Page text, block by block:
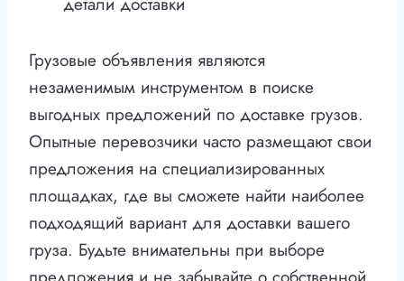
Грузовые объявления являются
незаменимым инструментом в поиске
выгодных предложений по доставке грузов.
Опытные перевозчики часто размещают свои
предложения на специализированных
площадках, где вы сможете найти наиболее
подходящий вариант для доставки вашего
груза. Будьте внимательны при выборе